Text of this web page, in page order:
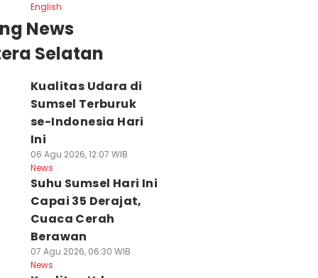
Sumsel
34 Derajat,
Beri
Bisa Dapat Bibit
English
News
Selatan
Kualitas Udara di
Sumsel Terburuk
se-Indonesia Hari
Ini
06 Agu 2026, 12:07 WIB
News
Suhu Sumsel Hari Ini
Capai 35 Derajat,
Cuaca Cerah
Berawan
07 Agu 2026, 06:30 WIB
News